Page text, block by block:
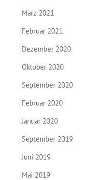
März 2021
Februar 2021
Dezember 2020
Oktober 2020
September 2020
Februar 2020
Januar 2020
September 2019
Juni 2019
Mai 2019